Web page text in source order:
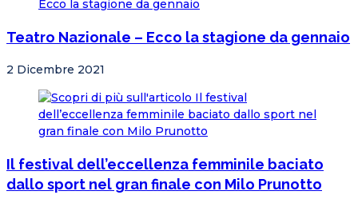
Teatro Nazionale – Ecco la stagione da gennaio
2 Dicembre 2021
Il festival dell’eccellenza femminile baciato
dallo sport nel gran finale con Milo Prunotto